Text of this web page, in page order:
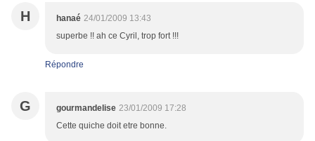
H hanaé 24/01/2009 13:43
superbe !! ah ce Cyril, trop fort !!!
Répondre
G gourmandelise 23/01/2009 17:28
Cette quiche doit etre bonne.